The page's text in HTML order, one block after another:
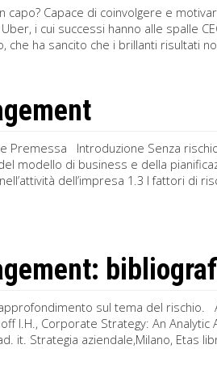
capo? Capace di coinvolgere e
i cui successi hanno alle spalle
che ha sancito che i brillanti risultati
Premessa Introduzione Senza
modello di business e della
dell’impresa 1.3 I fattori di
sul tema del rischio.
I.H., Corporate Strategy: An
it. Strategia aziendale,Milano, Etas